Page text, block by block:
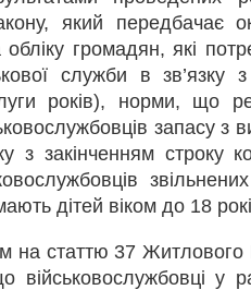
який передбачає
обліку громадян, які
служби в зв’язку
років), норми, що
запасу
з закінченням строку
дітей віком до 18
на статтю 37
у